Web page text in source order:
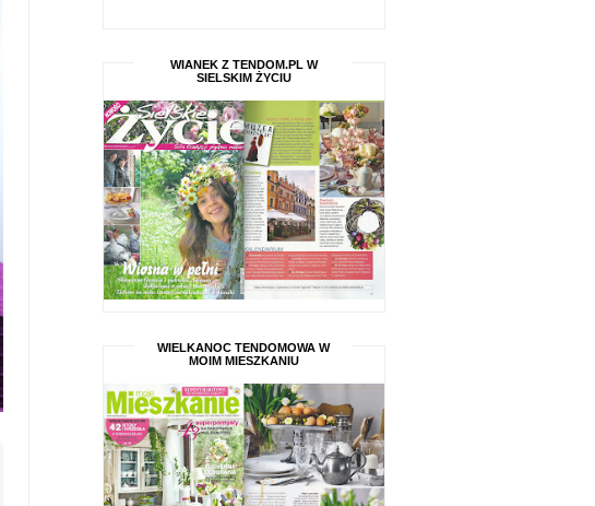
WIANEK Z TENDOM.PL W
SIELSKIM ŻYCIU
WIELKANOC TENDOMOWA W
MOIM MIESZKANIU